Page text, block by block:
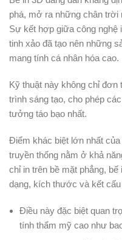
phá, mở ra những chân trời
Sự kết hợp giữa công nghệ
tinh xảo đã tạo nên những
mang tính cá nhân hóa cao.
Kỹ thuật này không chỉ đơn
trình sáng tạo, cho phép
tưởng táo bạo nhất.
Điểm khác biệt lớn nhất
truyền thống nằm ở khả
chỉ in trên bề mặt phẳng,
dạng, kích thước và kết
Điều này đặc biệt quan
tính thẩm mỹ cao như